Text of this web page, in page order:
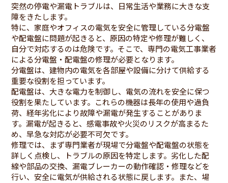
突然の停電や漏電トラブルは、日常生活や業務に大きな支
障をきたします。
特に、家庭やオフィスの電気を安全に管理している分電盤
や配電盤に問題が起きると、原因の特定や修理が難しく、
自分で対応するのは危険です。そこで、専門の電気工事業者
による分電盤・配電盤の修理が必要となります。
分電盤は、建物内の電気を各部屋や設備に分けて供給する
重要な役割を担っています。
配電盤は、大きな電力を制御し、電気の流れを安全に保つ
役割を果たしています。これらの機器は長年の使用や過負
荷、経年劣化により故障や漏電が発生することがありま
す。漏電が起きると、感電事故や火災のリスクが高まるた
め、早急な対応が必要不可欠です。
修理では、まず専門業者が現場で分電盤や配電盤の状態を
詳しく点検し、トラブルの原因を特定します。劣化した配
線や部品の交換、漏電ブレーカーの動作確認・修理などを
行い、安全に電気が供給される状態に戻します。また、場